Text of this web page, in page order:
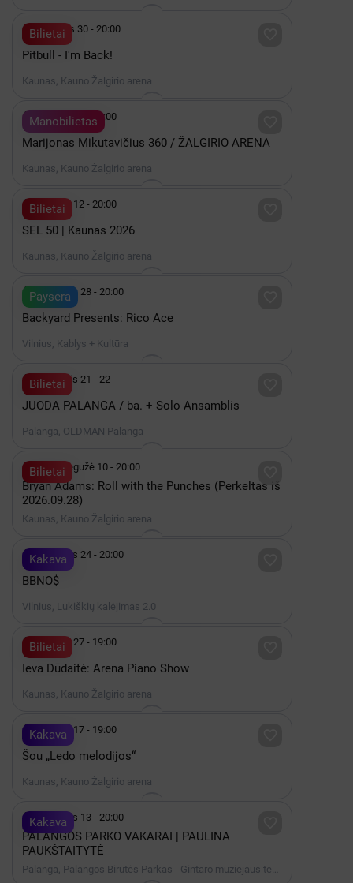
Bilietai
 Lapkritis 30 - 20:00
Pitbull - I'm Back!
Kaunas, Kauno Žalgirio arena
Manobilietas
 Gruodis 19 - 20:00
Marijonas Mikutavičius 360 / ŽALGIRIO ARENA
Kaunas, Kauno Žalgirio arena
Bilietai
 Gruodis 12 - 20:00
SEL 50 | Kaunas 2026
Kaunas, Kauno Žalgirio arena
Paysera
 Rugpjūtis 28 - 20:00
Backyard Presents: Rico Ace
Vilnius, Kablys + Kultūra
Bilietai
 Rugpjūtis 21 - 22
JUODA PALANGA / ba. + Solo Ansamblis
Palanga, OLDMAN Palanga
Bilietai
 2027 Gegužė 10 - 20:00
Bryan Adams: Roll with the Punches (Perkeltas iš
2026.09.28)
Kaunas, Kauno Žalgirio arena
Kakava
 Rugpjūtis 24 - 20:00
BBNO$
Vilnius, Lukiškių kalėjimas 2.0
Bilietai
 Gruodis 27 - 19:00
Ieva Dūdaitė: Arena Piano Show
Kaunas, Kauno Žalgirio arena
Kakava
 Gruodis 17 - 19:00
Šou „Ledo melodijos“
Kaunas, Kauno Žalgirio arena
Kakava
 Rugpjūtis 13 - 20:00
PALANGOS PARKO VAKARAI | PAULINA
PAUKŠTAITYTĖ
Palanga, Palangos Birutės Parkas - Gintaro muziejaus terasa